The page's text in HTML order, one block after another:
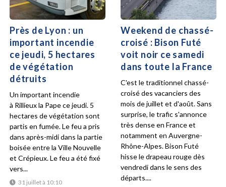
Près de Lyon : un
important incendie
ce jeudi, 5 hectares
de végétation
détruits
31 juillet à 10:10
Un important incendie
à Rillieux la Pape ce jeudi. 5
hectares de végétation sont
partis en fumée. Le feu a pris
dans après-midi dans la partie
boisée entre la Ville Nouvelle
et Crépieux. Le feu a été fixé
vers...
Weekend de chassé-
croisé : Bison Futé
voit noir ce samedi
dans toute la France
C'est le traditionnel chassé-
croisé des vacanciers des
mois de juillet et d'août. Sans
surprise, le trafic s'annonce
très dense en France et
notamment en Auvergne-
Rhône-Alpes. Bison Futé
hisse le drapeau rouge dès
vendredi dans le sens des
départs....